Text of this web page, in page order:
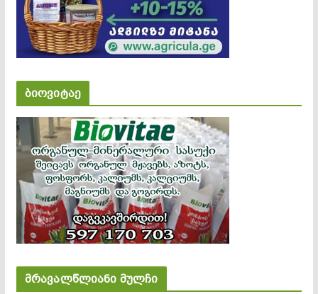
ბიოვიტაე
მრავალწლიანი მულჩი